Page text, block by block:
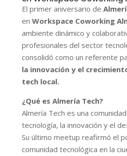
El primer aniversario de
en Workspace Coworking
ambiente dinámico y
profesionales del sector
consolidó como un referente
la innovación y el
tech local.
¿Qué es Almería Tech?
Almería Tech es una
tecnología, la innovación y el
Su último meetup reafirmó el
comunidad tecnológica en la